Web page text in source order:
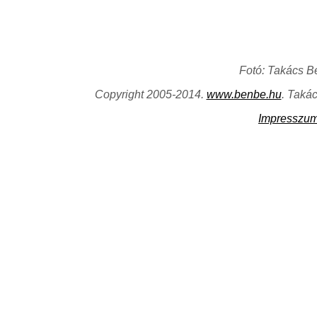
Fotó: Takács
Copyright 2005-2014. www.benbe.hu.